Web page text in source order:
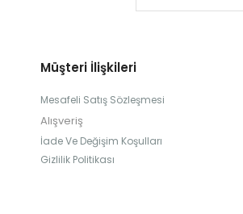
Müşteri İlişkileri
Mesafeli Satış Sözleşmesi
Alışveriş
İade Ve Değişim Koşulları
Gizlilik Politikası